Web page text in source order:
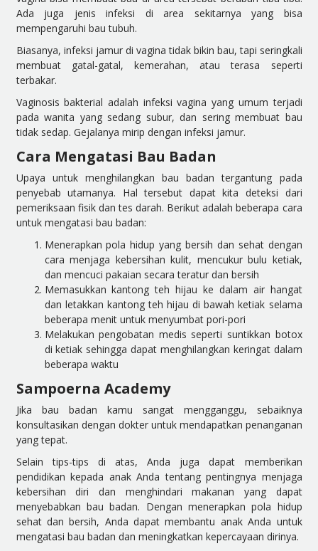
Ada juga jenis infeksi di area sekitarnya yang bisa
mempengaruhi bau tubuh.
Biasanya, infeksi jamur di vagina tidak bikin bau, tapi seringkali
membuat gatal-gatal, kemerahan, atau terasa seperti
terbakar.
Vaginosis bakterial adalah infeksi vagina yang umum terjadi
pada wanita yang sedang subur, dan sering membuat bau
tidak sedap. Gejalanya mirip dengan infeksi jamur.
Cara Mengatasi Bau Badan
Upaya untuk menghilangkan bau badan tergantung pada
penyebab utamanya. Hal tersebut dapat kita deteksi dari
pemeriksaan fisik dan tes darah. Berikut adalah beberapa cara
untuk mengatasi bau badan:
Menerapkan pola hidup yang bersih dan sehat dengan
cara menjaga kebersihan kulit, mencukur bulu ketiak,
dan mencuci pakaian secara teratur dan bersih
Memasukkan kantong teh hijau ke dalam air hangat
dan letakkan kantong teh hijau di bawah ketiak selama
beberapa menit untuk menyumbat pori-pori
Melakukan pengobatan medis seperti suntikkan botox
di ketiak sehingga dapat menghilangkan keringat dalam
beberapa waktu
Sampoerna Academy
Jika bau badan kamu sangat mengganggu, sebaiknya
konsultasikan dengan dokter untuk mendapatkan penanganan
yang tepat.
Selain tips-tips di atas, Anda juga dapat memberikan
pendidikan kepada anak Anda tentang pentingnya menjaga
kebersihan diri dan menghindari makanan yang dapat
menyebabkan bau badan. Dengan menerapkan pola hidup
sehat dan bersih, Anda dapat membantu anak Anda untuk
mengatasi bau badan dan meningkatkan kepercayaan dirinya.